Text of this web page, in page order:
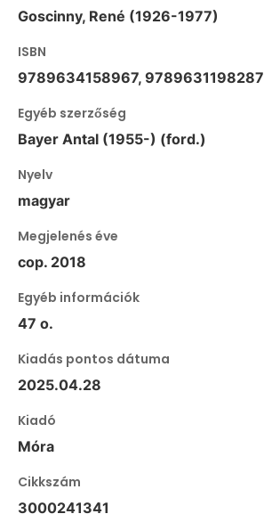
Goscinny, René (1926-1977)
ISBN
9789634158967, 9789631198287
Egyéb szerzőség
Bayer Antal (1955-) (ford.)
Nyelv
magyar
Megjelenés éve
cop. 2018
Egyéb információk
47 o.
Kiadás pontos dátuma
2025.04.28
Kiadó
Móra
Cikkszám
3000241341